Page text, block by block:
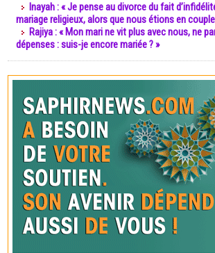
Inayah : « Je pense au divorce du fait
mariage religieux, alors que nous étions en
Rajiya : « Mon mari ne vit plus avec nous, ne
dépenses : suis-je encore mariée ? »